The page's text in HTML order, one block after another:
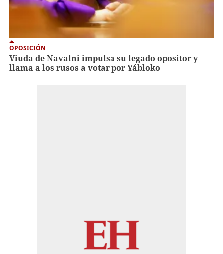
OPOSICIÓN
Viuda de Navalni impulsa su legado opositor y
llama a los rusos a votar por Yábloko